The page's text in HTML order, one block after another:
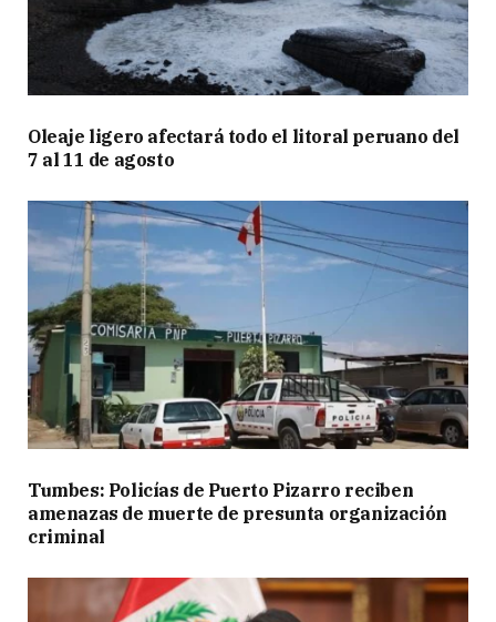
Oleaje ligero afectará todo el litoral peruano del
7 al 11 de agosto
Tumbes: Policías de Puerto Pizarro reciben
amenazas de muerte de presunta organización
criminal